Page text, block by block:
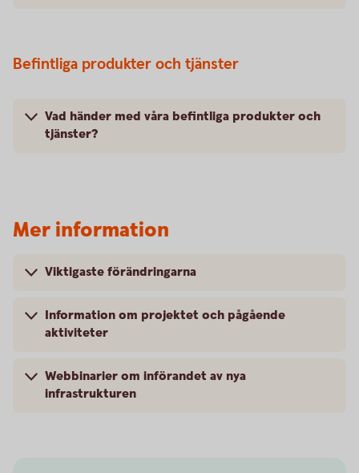
Befintliga produkter och tjänster
Vad händer med våra befintliga produkter och
tjänster?
Mer information
Viktigaste förändringarna
Information om projektet och pågående
aktiviteter
Webbinarier om införandet av nya
infrastrukturen